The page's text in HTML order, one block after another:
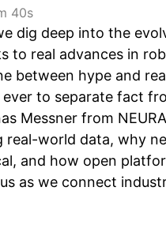
40s
dig deep into the
to real advances in
between hype and
to separate fact
Messner from
real-world data, why
and how open
as we connect